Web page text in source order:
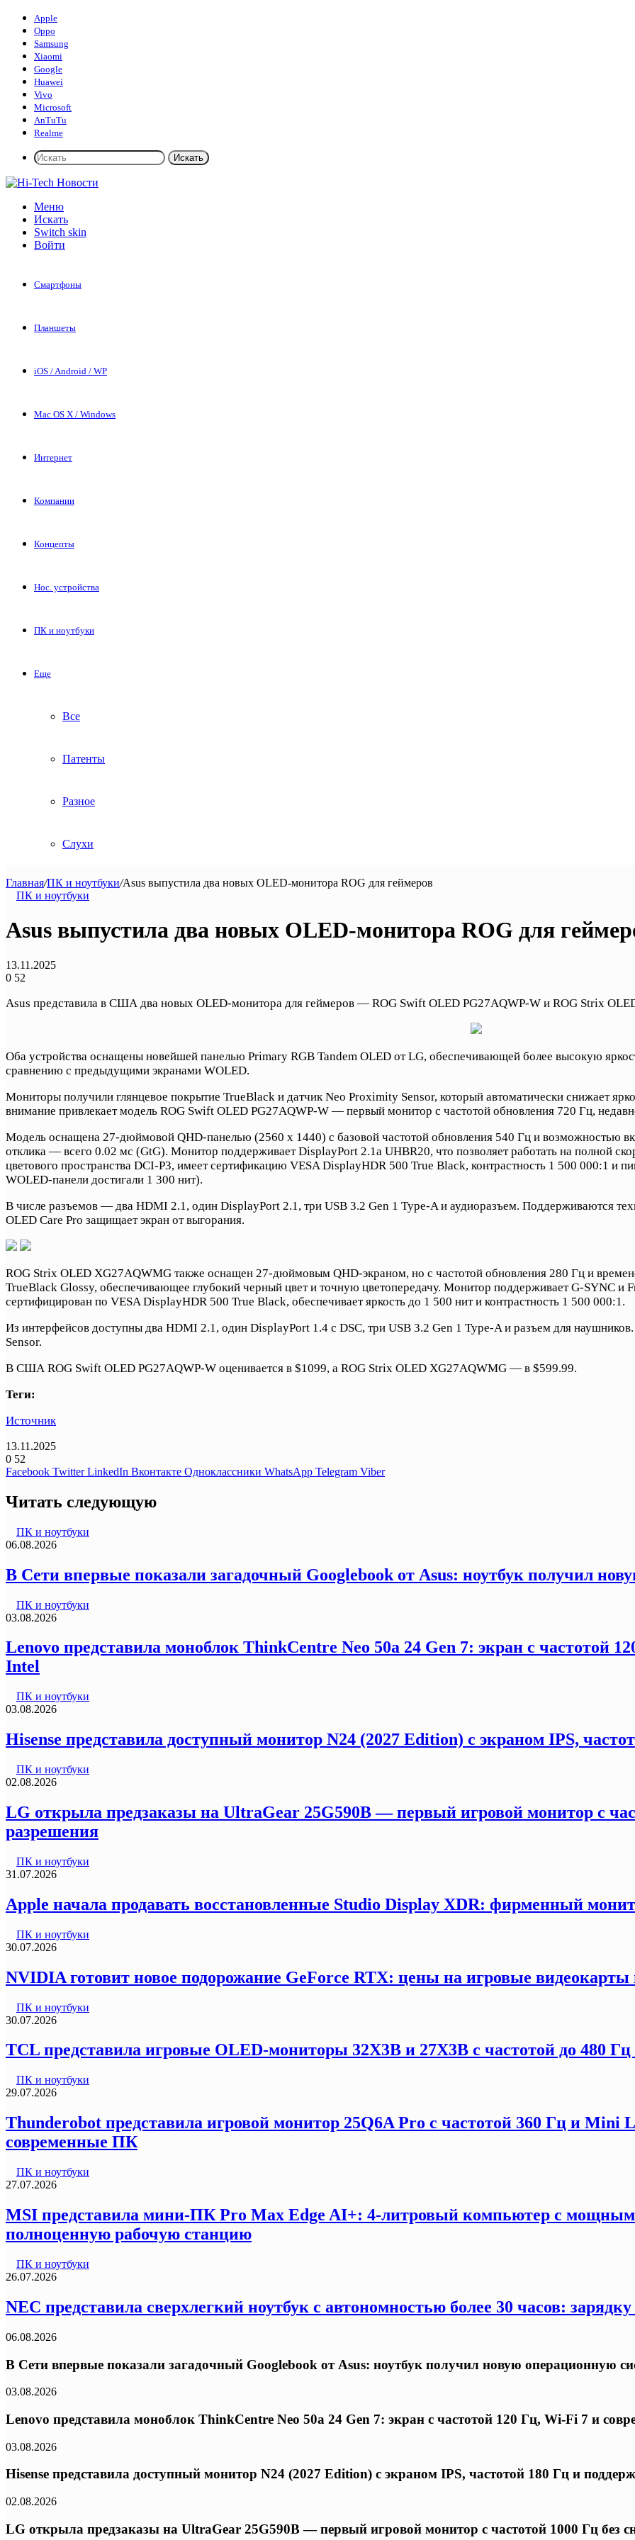
Apple
Oppo
Samsung
Xiaomi
Google
Huawei
Vivo
Microsoft
AnTuTu
Realme
Искать
Меню
Искать
Switch skin
Войти
Смартфоны
Планшеты
iOS / Android / WP
Mac OS X / Windows
Интернет
Компании
Концепты
Нос. устройства
ПК и ноутбуки
Еще
Все
Патенты
Разное
Слухи
Главная/ПК и ноутбуки/Asus выпустила два новых OLED-монитора ROG для геймеров
ПК и ноутбуки
Asus выпустила два новых OLED-монитора ROG для
13.11.2025
0 52
Asus представила в США два новых OLED-монитора для геймеров — ROG Swift OLED PG27AQWP-W и ROG Strix
Оба устройства оснащены новейшей панелью Primary RGB Tandem OLED от LG, обеспечивающей более высокую
сравнению с предыдущими экранами WOLED.
Мониторы получили глянцевое покрытие TrueBlack и датчик Neo Proximity Sensor, который автоматически снижает
внимание привлекает модель ROG Swift OLED PG27AQWP-W — первый монитор с частотой обновления 720 Гц,
Модель оснащена 27-дюймовой QHD-панелью (2560 х 1440) с базовой частотой обновления 540 Гц и возможностью
отклика — всего 0.02 мс (GtG). Монитор поддерживает DisplayPort 2.1a UHBR20, что позволяет работать на полной
цветового пространства DCI-P3, имеет сертификацию VESA DisplayHDR 500 True Black, контрастность 1 500 000:1 и
WOLED-панели достигали 1 300 нит).
В числе разъемов — два HDMI 2.1, один DisplayPort 2.1, три USB 3.2 Gen 1 Type-A и аудиоразъем. Поддерживаются
OLED Care Pro защищает экран от выгорания.
ROG Strix OLED XG27AQWMG также оснащен 27-дюймовым QHD-экраном, но с частотой обновления 280 Гц и
TrueBlack Glossy, обеспечивающее глубокий черный цвет и точную цветопередачу. Монитор поддерживает G-SYNC и
сертифицирован по VESA DisplayHDR 500 True Black, обеспечивает яркость до 1 500 нит и контрастность 1 500 000:1.
Из интерфейсов доступны два HDMI 2.1, один DisplayPort 1.4 с DSC, три USB 3.2 Gen 1 Type-A и разъем для
Sensor.
В США ROG Swift OLED PG27AQWP-W оценивается в $1099, а ROG Strix OLED XG27AQWMG — в $599.99.
Теги:
Источник
13.11.2025
0 52
Facebook Twitter LinkedIn Вконтакте Одноклассники WhatsApp Telegram Viber
Читать следующую
ПК и ноутбуки
06.08.2026
В Сети впервые показали загадочный Googlebook от Asus: ноутбук получил
ПК и ноутбуки
03.08.2026
Lenovo представила моноблок ThinkCentre Neo 50a 24 Gen 7: экран с частотой
Intel
ПК и ноутбуки
03.08.2026
Hisense представила доступный монитор N24 (2027 Edition) с экраном IPS,
ПК и ноутбуки
02.08.2026
LG открыла предзаказы на UltraGear 25G590B — первый игровой монитор с
разрешения
ПК и ноутбуки
31.07.2026
Apple начала продавать восстановленные Studio Display XDR: фирменный
ПК и ноутбуки
30.07.2026
NVIDIA готовит новое подорожание GeForce RTX: цены на игровые
ПК и ноутбуки
30.07.2026
TCL представила игровые OLED-мониторы 32X3B и 27X3B с частотой до 480
ПК и ноутбуки
29.07.2026
Thunderobot представила игровой монитор 25Q6A Pro с частотой 360 Гц и Mini
современные ПК
ПК и ноутбуки
27.07.2026
MSI представила мини-ПК Pro Max Edge AI+: 4-литровый компьютер с
полноценную рабочую станцию
ПК и ноутбуки
26.07.2026
NEC представила сверхлегкий ноутбук с автономностью более 30 часов:
06.08.2026
В Сети впервые показали загадочный Googlebook от Asus: ноутбук получил новую операционную
03.08.2026
Lenovo представила моноблок ThinkCentre Neo 50a 24 Gen 7: экран с частотой 120 Гц, Wi-Fi 7 и
03.08.2026
Hisense представила доступный монитор N24 (2027 Edition) с экраном IPS, частотой 180 Гц и
02.08.2026
LG открыла предзаказы на UltraGear 25G590B — первый игровой монитор с частотой 1000 Гц без